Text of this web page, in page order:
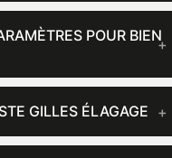
POUR BIEN
GILLES ÉLAGAGE